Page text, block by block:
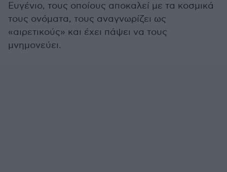
Ευγένιο, τους οποίους αποκαλεί με τα κοσμικά
τους ονόματα, τους αναγνωρίζει ως
«αιρετικούς» και έχει πάψει να τους
μνημονεύει.